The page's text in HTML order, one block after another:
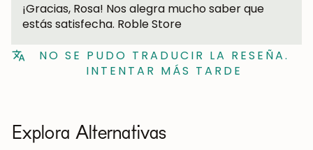
¡Gracias, Rosa! Nos alegra mucho saber que
estás satisfecha. Roble Store
NO SE PUDO TRADUCIR LA RESEÑA.
INTENTAR MÁS TARDE
Explora Alternativas